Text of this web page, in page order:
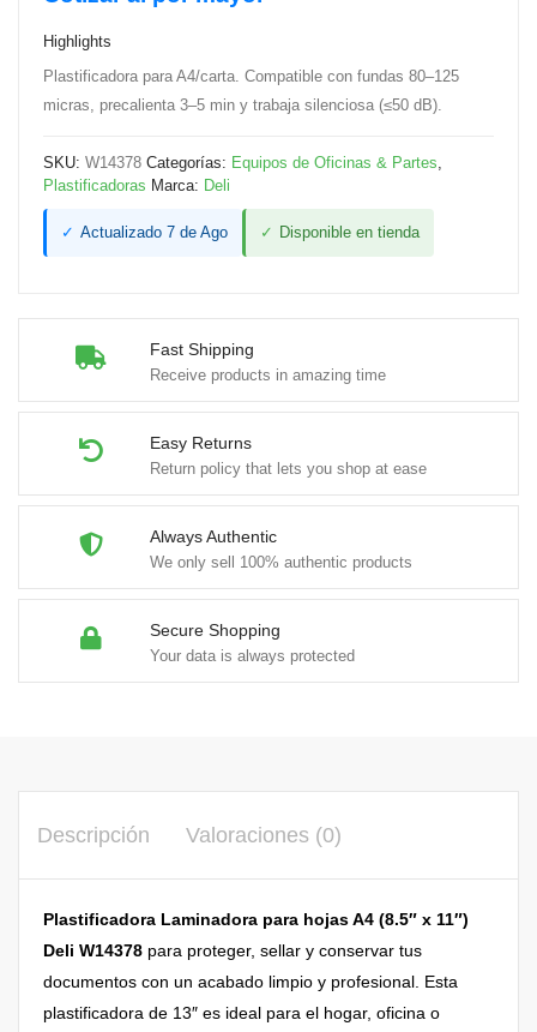
Fast Shipping
Receive products in amazing time
Easy Returns
Return policy that lets you shop at ease
Always Authentic
We only sell 100% authentic products
Secure Shopping
Your data is always protected
125
Micras
W14378
cantidad
Highlights
Plastificadora para A4/carta. Compatible con fundas 80–125
micras, precalienta 3–5 min y trabaja silenciosa (≤50 dB).
SKU: W14378 Categorías: Equipos de Oficinas & Partes
Plastificadoras Marca: Deli
✓ Actualizado 7 de Ago ✓ Disponible en tienda
Descripción Valoraciones (0)
Plastificadora Laminadora para hojas A4 (8.5″ x 11″)
Deli W14378 para proteger, sellar y conservar tus
documentos con un acabado limpio y profesional. Esta
plastificadora de 13″ es ideal para el hogar, oficina o